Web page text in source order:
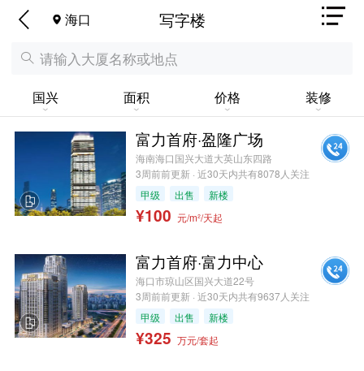
海口 写字楼
国兴 面积 价格 装修
富力首府·盈隆广场
海南海口国兴大道大英山东四路
3周前前更新 · 近30天内共有8078人关注
甲级
出售 新楼
¥100 元/m²/天起
富力首府·富力中心
海口市琼山区国兴大道22号
3周前前更新 · 近30天内共有9637人关注
甲级
出售 新楼
¥325 万元/套起